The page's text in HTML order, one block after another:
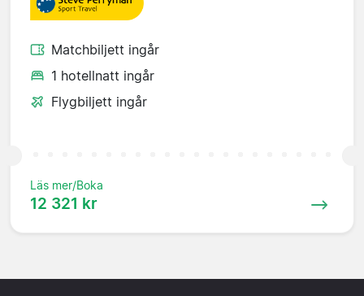
Matchbiljett ingår
1 hotellnatt ingår
Flygbiljett ingår
Läs mer/Boka
12 321 kr